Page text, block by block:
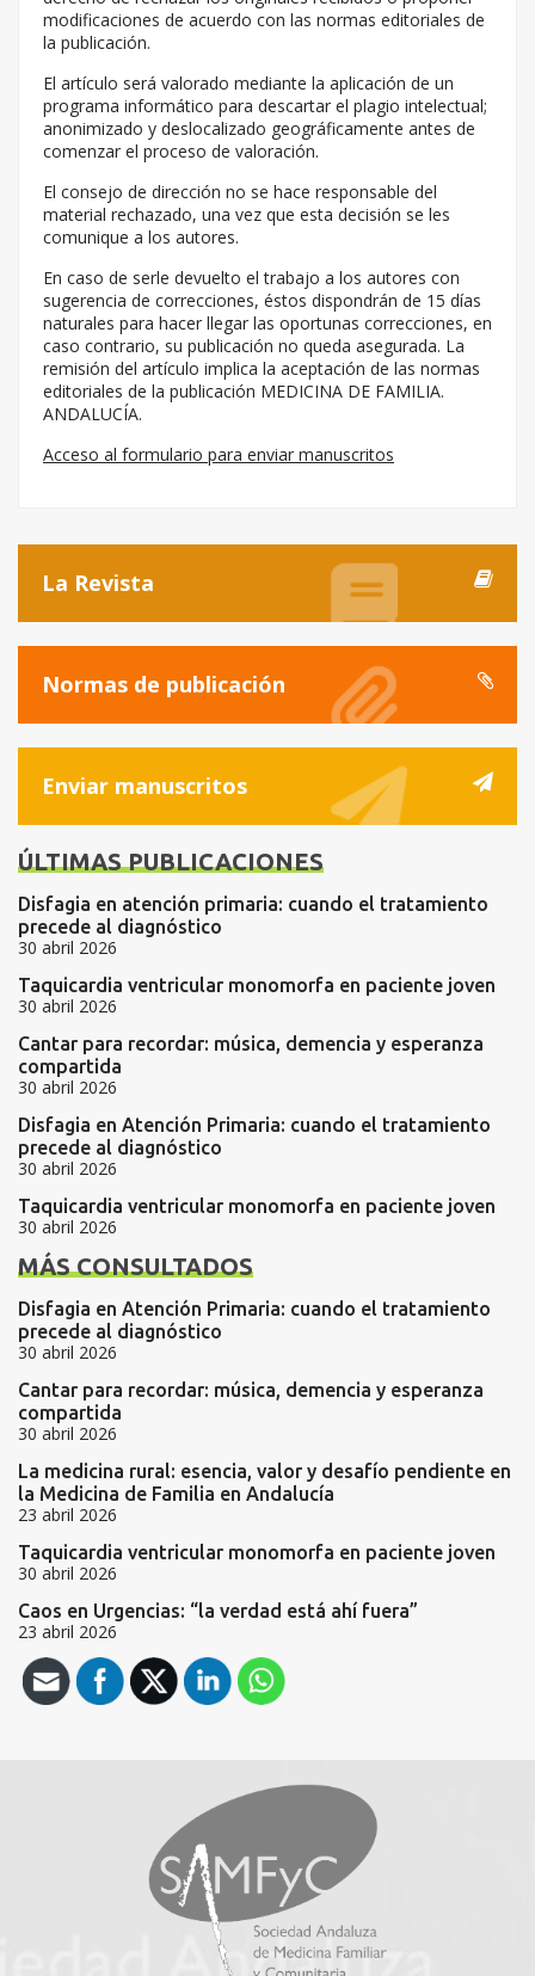
modificaciones de acuerdo con las normas editoriales de
la publicación.
El artículo será valorado mediante la aplicación de un
programa informático para descartar el plagio intelectual;
anonimizado y deslocalizado geográficamente antes de
comenzar el proceso de valoración.
El consejo de dirección no se hace responsable del
material rechazado, una vez que esta decisión se les
comunique a los autores.
En caso de serle devuelto el trabajo a los autores con
sugerencia de correcciones, éstos dispondrán de 15 días
naturales para hacer llegar las oportunas correcciones, en
caso contrario, su publicación no queda asegurada. La
remisión del artículo implica la aceptación de las normas
editoriales de la publicación MEDICINA DE FAMILIA.
ANDALUCÍA.
Acceso al formulario para enviar manuscritos
La Revista
Normas de publicación
Enviar manuscritos
ÚLTIMAS PUBLICACIONES
Disfagia en atención primaria: cuando el tratamiento
precede al diagnóstico
30 abril 2026
Taquicardia ventricular monomorfa en paciente joven
30 abril 2026
Cantar para recordar: música, demencia y esperanza
compartida
30 abril 2026
Disfagia en Atención Primaria: cuando el tratamiento
precede al diagnóstico
30 abril 2026
Taquicardia ventricular monomorfa en paciente joven
30 abril 2026
MÁS CONSULTADOS
Disfagia en Atención Primaria: cuando el tratamiento
precede al diagnóstico
30 abril 2026
Cantar para recordar: música, demencia y esperanza
compartida
30 abril 2026
La medicina rural: esencia, valor y desafío pendiente en
la Medicina de Familia en Andalucía
23 abril 2026
Taquicardia ventricular monomorfa en paciente joven
30 abril 2026
Caos en Urgencias: “la verdad está ahí fuera”
23 abril 2026